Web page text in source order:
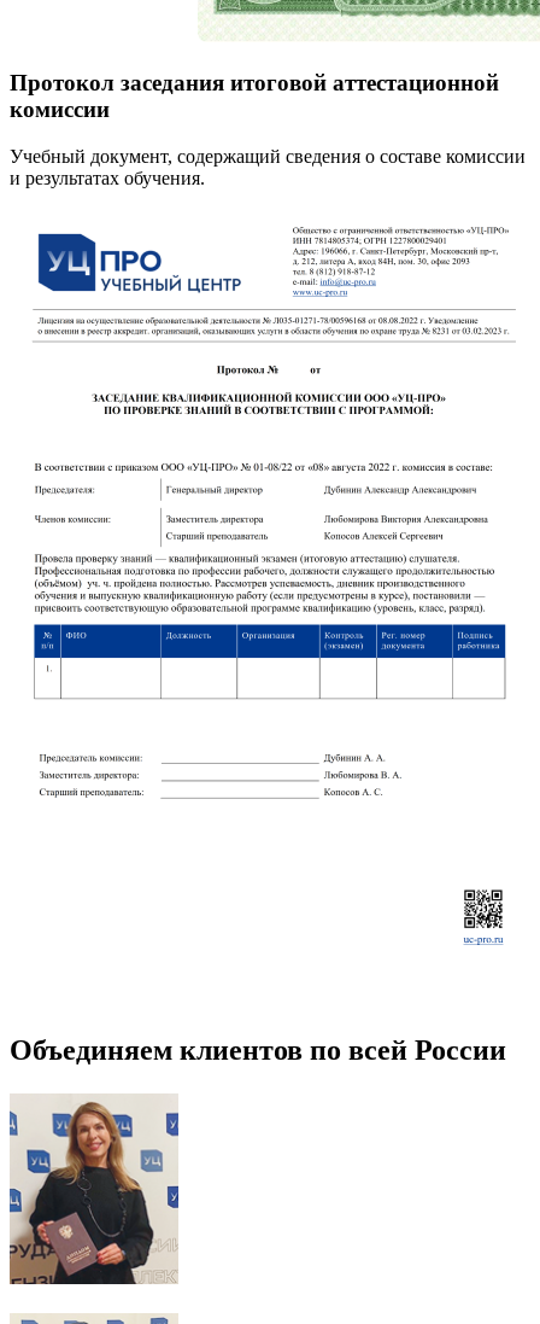
Протокол заседания итоговой аттестационной
комиссии
Учебный документ, содержащий сведения о составе комиссии
и результатах обучения.
Объединяем клиентов по всей России